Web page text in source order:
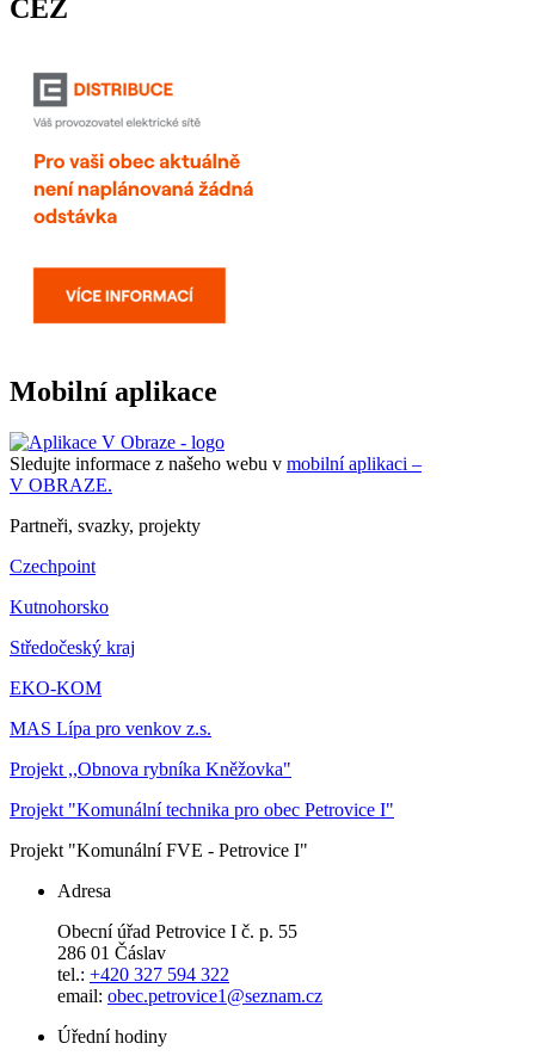
ČEZ
Mobilní aplikace
Sledujte informace z našeho webu v mobilní aplikaci –
V OBRAZE.
Partneři, svazky, projekty
Czechpoint
Kutnohorsko
Středočeský kraj
EKO-KOM
MAS Lípa pro venkov z.s.
Projekt ,,Obnova rybníka Kněžovka"
Projekt "Komunální technika pro obec Petrovice I"
Projekt "Komunální FVE - Petrovice I"
Adresa
Obecní úřad Petrovice I č. p. 55
286 01 Čáslav
tel.: +420 327 594 322
email: obec.petrovice1@seznam.cz
Úřední hodiny